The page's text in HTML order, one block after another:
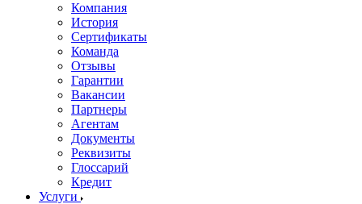
Компания
История
Сертификаты
Команда
Отзывы
Гарантии
Вакансии
Партнеры
Агентам
Документы
Реквизиты
Глоссарий
Кредит
Услуги